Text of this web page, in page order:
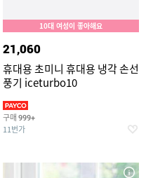
10대 여성이 좋아해요
21,060
휴대용 초미니 휴대용 냉각 손선
풍기 iceturbo10
구매 999+
11번가